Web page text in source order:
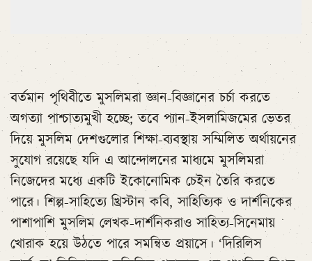
বর্তমান পৃথিবীতে মুসলিমরা জ্ঞান-বিজ্ঞানের চর্চা করতে
অগত্যা পাশ্চাত্যমুখী হচ্ছে; তবে প্যান-ইসলামিজমের ভেতর
দিয়ে মুসলিম দেশগুলোর শিক্ষা-ব্যবস্থায় সম্মিলিত অর্থায়নের
সুযোগ রয়েছে যদি এ আন্দোলনের মাধ্যমে মুসলিমরা
নিজেদের মধ্যে একটি ইকোনোমিক চেইন তৈরি করতে
পারে। শিল্প-সাহিত্যে খ্রিস্টান কবি, সাহিত্যিক ও দার্শনিকের
পাশাপাশি মুসলিম লেখক-দার্শনিকরাও সাহিত্য-সিনেমায়
খোরাক হয়ে উঠতে পারে সমন্বিত প্রয়াসে। ‘দিরিলিস